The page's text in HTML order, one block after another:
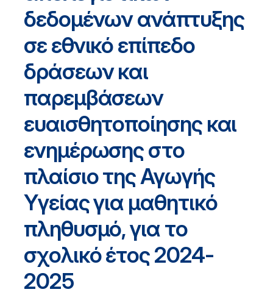
δεδομένων ανάπτυξης
σε εθνικό επίπεδο
δράσεων και
παρεμβάσεων
ευαισθητοποίησης και
ενημέρωσης στο
πλαίσιο της Αγωγής
Υγείας για μαθητικό
πληθυσμό, για το
σχολικό έτος 2024-
2025